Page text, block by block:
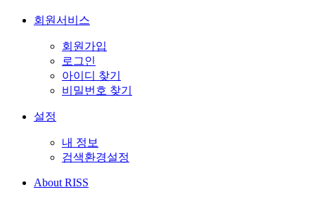
회원서비스
회원가입
로그인
아이디 찾기
비밀번호 찾기
설정
내 정보
검색환경설정
About RISS